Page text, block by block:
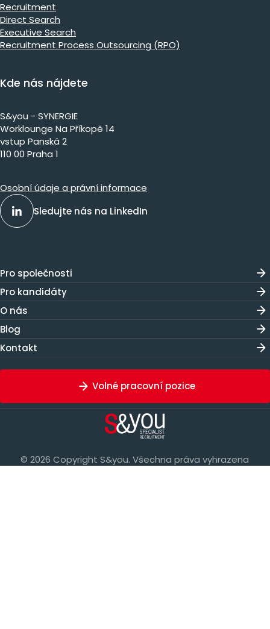
Recruitment
Direct Search
Executive Search
Recruitment Process Outsourcing (RPO)
Kde nás nájdete
S&you - SYNERGIE
Worklounge Na Příkopě 14
vstup Panská 2
110 00 Praha 1
Osobní údaje a právní informace
Sledujte nás na LinkedIn
Pro společnosti
Pro kandidáty
O nás
Blog
Kontakt
Volné pracovní pozice
© 2026 Copyright S&you. Všechna práva vyhrazena